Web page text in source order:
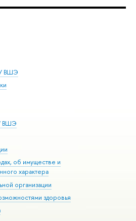
ВШЭ
ВШЭ
об имуществе и
характера
организации
здоровья